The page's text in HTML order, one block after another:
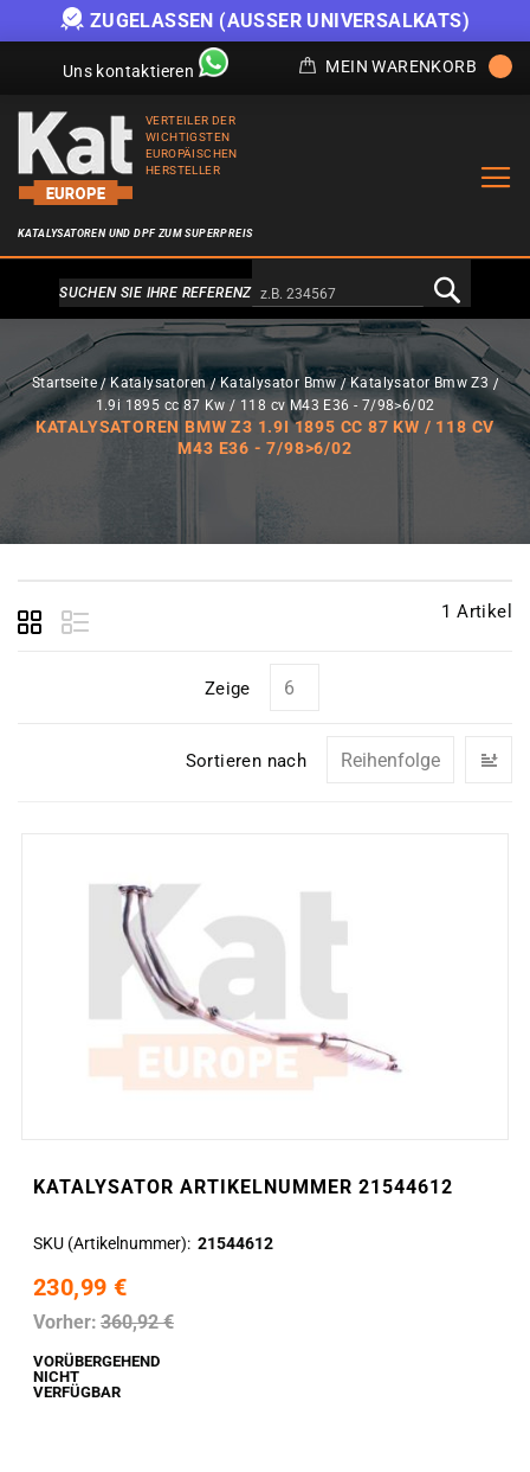
ZUGELASSEN (AUSSER UNIVERSALKATS)
Uns kontaktieren MEIN WARENKORB
VERTEILER DER
WICHTIGSTEN
EUROPÄISCHEN
HERSTELLER
KATALYSATOREN UND DPF ZUM SUPERPREIS
Alternativa a Doofinder
SUCHEN SIE IHRE REFERENZ
Startseite Katalysatoren Katalysator Bmw
Katalysator Bmw Z3
1.9i 1895 cc 87 Kw / 118 cv M43 E36 - 7/98>6/02
KATALYSATOREN BMW Z3 1.9I 1895 CC 87 KW / 118 CV
M43 E36 - 7/98>6/02
1 Artikel
Zeige
Sortieren nach
KATALYSATOR ARTIKELNUMMER 21544612
SKU (Artikelnummer) 21544612
230,99 €
Vorher: 360,92 €
VORÜBERGEHEND
NICHT
VERFÜGBAR